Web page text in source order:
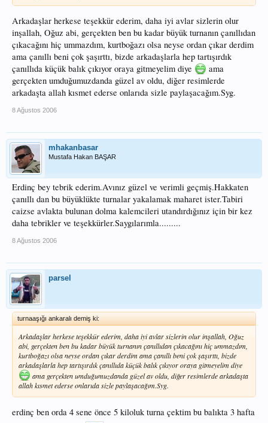
Arkadaşlar herkese teşekkür ederim, daha iyi avlar sizlerin olur
inşallah, Oğuz abi, gerçekten ben bu kadar büyük turnanın çanıllıdan
çıkacağını hiç ummazdım, kurtboğazı olsa neyse ordan çıkar derdim
ama çanıllı beni çok şaşırttı, bizde arkadaşlarla hep tartışırdık
çanıllıda küçük balık çıkıyor oraya gitmeyelim diye
ama
gerçekten umduğumuzdanda güzel av oldu, diğer resimlerde
arkadaşta allah kısmet ederse onlarıda sizle paylaşacağım.Syg.
8 Ağustos 2006
mhakanbasar
Mustafa Hakan BAŞAR
Erdinç bey tebrik ederim.Avınız güzel ve verimli geçmiş.Hakkaten
çanıllı dan bu büyüklükte turnalar yakalamak maharet ister.Tabiri
caizse avlakta bulunan dolma kalemcileri utandırdığınız için bir kez
daha tebrikler ve teşekkürler.Saygılarımla.........
8 Ağustos 2006
parsel
turnaaşığı ankaralı demiş ki:
Arkadaşlar herkese teşekkür ederim, daha iyi avlar sizlerin olur inşallah, Oğuz
abi, gerçekten ben bu kadar büyük turnanın çanıllıdan çıkacağını hiç ummazdım,
kurtboğazı olsa neyse ordan çıkar derdim ama çanıllı beni çok şaşırttı, bizde
arkadaşlarla hep tartışırdık çanıllıda küçük balık çıkıyor oraya gitmeyelim diye
ama gerçekten umduğumuzdanda güzel av oldu, diğer resimlerde arkadaşta
allah kısmet ederse onlarıda sizle paylaşacağım.Syg.
erdinç ben orda 4 sene önce 5 kiloluk turna çektim bu balıkta 3 hafta